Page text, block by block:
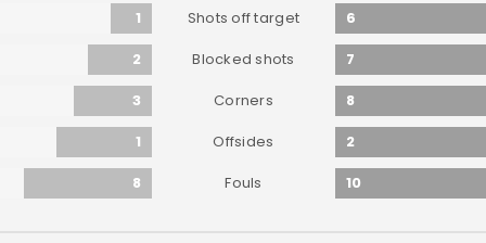
1
Shots off target
6
2
Blocked shots
7
3
Corners
8
1
Offsides
2
8
Fouls 10